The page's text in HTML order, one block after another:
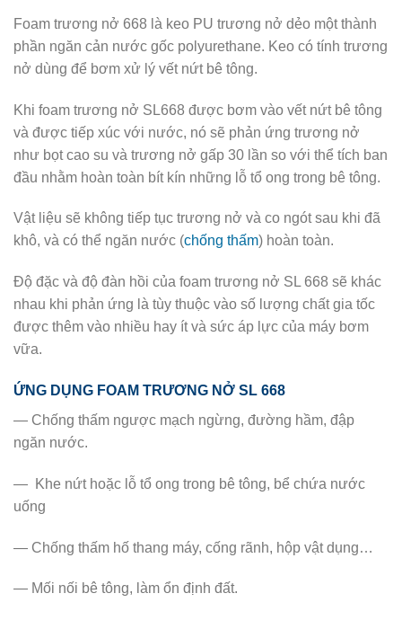
Foam trương nở 668 là keo PU trương nở dẻo một thành
phần ngăn cản nước gốc polyurethane. Keo có tính trương
nở dùng để bơm xử lý vết nứt bê tông.
Khi foam trương nở SL668 được bơm vào vết nứt bê tông
và được tiếp xúc với nước, nó sẽ phản ứng trương nở
như bọt cao su và trương nở gấp 30 lần so với thể tích ban
đầu nhằm hoàn toàn bít kín những lỗ tổ ong trong bê tông.
Vật liệu sẽ không tiếp tục trương nở và co ngót sau khi đã
khô, và có thể ngăn nước (chống thấm) hoàn toàn.
Độ đặc và độ đàn hồi của foam trương nở SL 668 sẽ khác
nhau khi phản ứng là tùy thuộc vào số lượng chất gia tốc
được thêm vào nhiều hay ít và sức áp lực của máy bơm
vữa.
ỨNG DỤNG FOAM TRƯƠNG NỞ SL 668
— Chống thấm ngược mạch ngừng, đường hầm, đập
ngăn nước.
— Khe nứt hoặc lỗ tổ ong trong bê tông, bể chứa nước
uống
— Chống thấm hố thang máy, cống rãnh, hộp vật dụng…
— Mối nối bê tông, làm ổn định đất.